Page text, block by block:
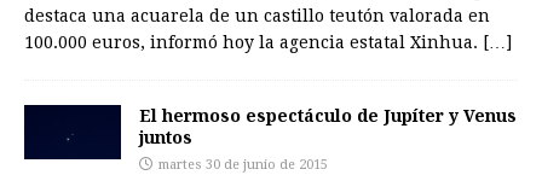
destaca una acuarela de un castillo teutón valorada en
100.000 euros, informó hoy la agencia estatal Xinhua. […]
El hermoso espectáculo de Jupíter y Venus
juntos
martes 30 de junio de 2015